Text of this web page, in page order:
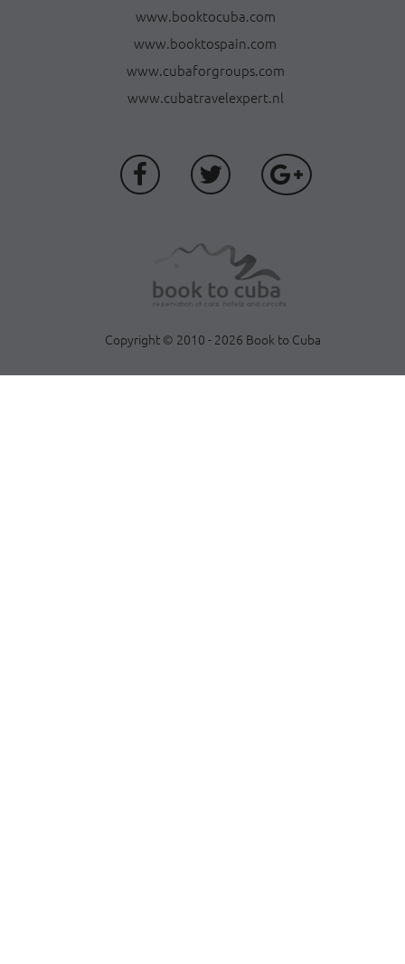
www.booktocuba.com
www.booktospain.com
www.cubaforgroups.com
www.cubatravelexpert.nl
Copyright © 2010 - 2026 Book to Cuba